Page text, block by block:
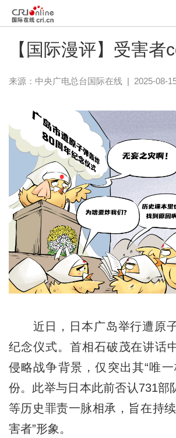
【国际漫评】受害者
来源：中央广电总台国际在线| 2025-08-
近日，日本广岛举行遭原
纪念仪式。首相石破茂在讲话
侵略战争背景，仅突出其“唯
份。此举与日本此前否认731部
等历史罪责一脉相承，旨在持
害者”形象。